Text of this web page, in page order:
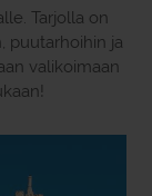
Tarjolla on
puutarhoihin ja
valikoimaan